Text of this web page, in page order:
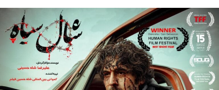
س
ر
ی
خ
ن
ش
ت
ی
ح
ض
ر
د